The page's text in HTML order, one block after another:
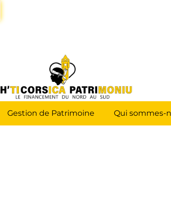
Gestion de Patrimoine Qui sommes-